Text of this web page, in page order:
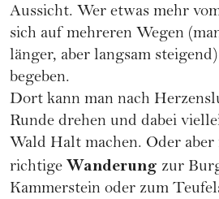
Aussicht. Wer etwas mehr
sich auf mehreren Wegen
länger, aber langsam
begeben.
Dort kann man nach
Runde drehen und dabei
Wald Halt machen. Oder
richtige Wanderung zur
Kammerstein oder zum